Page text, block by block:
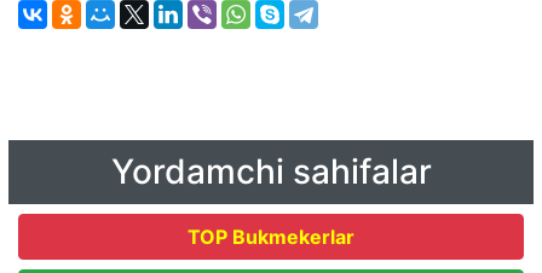
Yordamchi sahifalar
TOP Bukmekerlar